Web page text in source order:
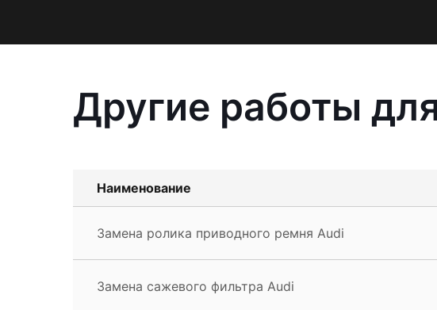
Другие работы
Наименование
Замена ролика приводного ремня Audi
Замена сажевого фильтра Audi